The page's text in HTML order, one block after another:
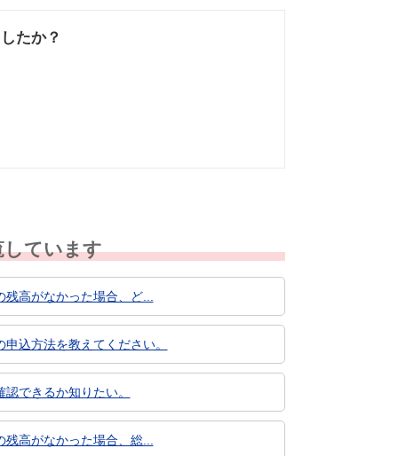
たか？
ています
高がなかった場合、ど...
込方法を教えてください。
できるか知りたい。
高がなかった場合、総...